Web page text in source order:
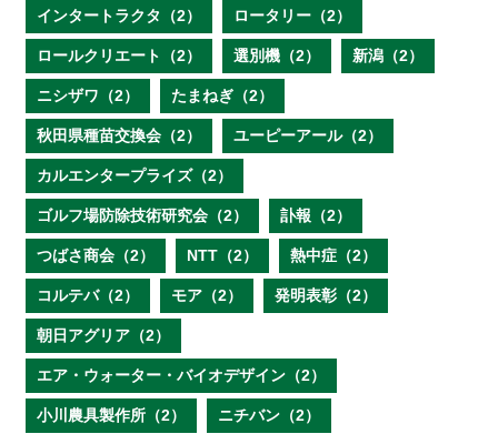
インタートラクタ（2） ロータリー（2）
ロールクリエート（2） 選別機（2） 新潟（2）
ニシザワ（2） たまねぎ（2）
秋田県種苗交換会（2） ユーピーアール（2）
カルエンタープライズ（2）
ゴルフ場防除技術研究会（2） 訃報（2）
つばさ商会（2） NTT（2） 熱中症（2）
コルテバ（2） モア（2） 発明表彰（2）
朝日アグリア（2）
エア・ウォーター・バイオデザイン（2）
小川農具製作所（2） ニチバン（2）